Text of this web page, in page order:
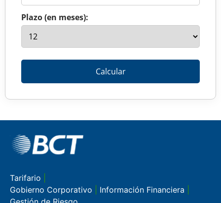
Plazo (en meses):
Calcular
Tarifario
Gobierno Corporativo
Información Financiera